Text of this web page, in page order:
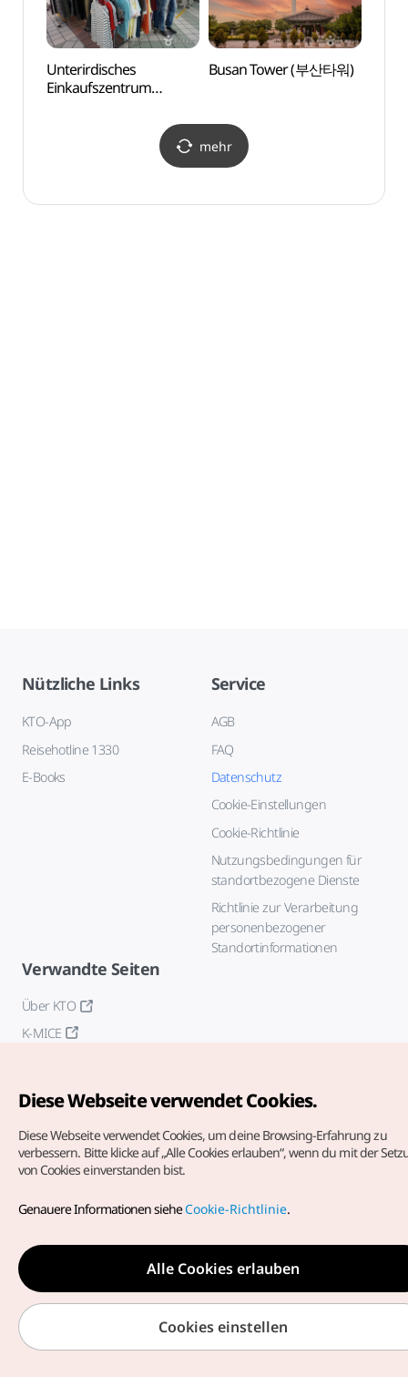
Unterirdisches
Einkaufszentrum
Busan Tower (부산타워)
mehr
Nützliche Links
KTO-App
Reisehotline 1330
E-Books
Service
AGB
FAQ
Datenschutz
Cookie-Einstellungen
Cookie-Richtlinie
Nutzungsbedingungen für
standortbezogene Dienste
Richtlinie zur Verarbeitung
personenbezogener
Standortinformationen
Verwandte Seiten
Über KTO
K-MICE
vorbehalten.
dieoffizielle E-Mail-Adresse
german@knto.or.kr
Diese Webseite verwendet Cookies.
Diese Webseite verwendet Cookies, um deine Browsing-Erfahrung zu
verbessern. Bitte klicke auf „Alle Cookies erlauben“, wenn du mit der
von Cookies einverstanden bist.
Genauere Informationen sieheCookie-Richtlinie.
Alle Cookies erlauben
Cookies einstellen